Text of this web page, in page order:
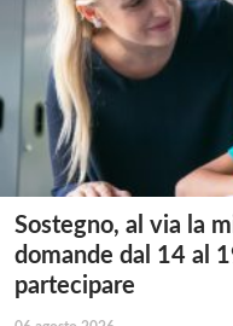
Sostegno, al via la
domande dal 14 al
partecipare